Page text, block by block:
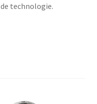
technologie.